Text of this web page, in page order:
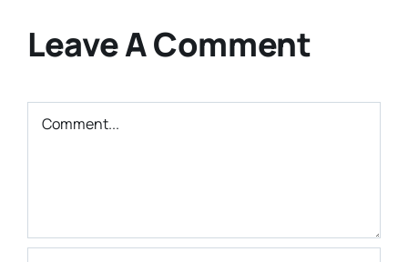
Masa Depan
Bandung
Leave A Comment
Comment